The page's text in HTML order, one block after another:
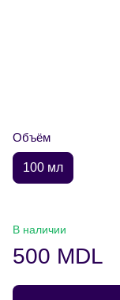
Объём
100 мл
В наличии
500 MDL